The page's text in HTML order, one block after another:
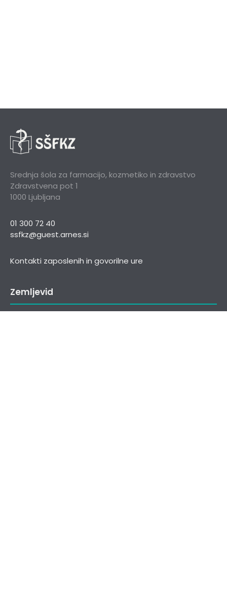
Srednja šola za farmacijo, kozmetiko in zdravstvo
Zdravstvena pot 1
1000 Ljubljana
01 300 72 40
ssfkz@guest.arnes.si
Kontakti zaposlenih in govorilne ure
Zemljevid